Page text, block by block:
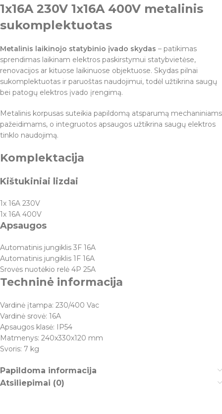
1x16A 230V 1x16A 400V metalinis
sukomplektuotas
Metalinis laikinojo statybinio įvado skydas – patikimas
sprendimas laikinam elektros paskirstymui statybvietėse,
renovacijos ar kituose laikinuose objektuose. Skydas pilnai
sukomplektuotas ir paruoštas naudojimui, todėl užtikrina saugų
bei patogų elektros įvado įrengimą.
Metalinis korpusas suteikia papildomą atsparumą mechaniniams
pažeidimams, o integruotos apsaugos užtikrina saugų elektros
tinklo naudojimą.
Komplektacija
Kištukiniai lizdai
1x 16A 230V
1x 16A 400V
Apsaugos
Automatinis jungiklis 3F 16A
Automatinis jungiklis 1F 16A
Srovės nuotėkio relė 4P 25A
Techninė informacija
Vardinė įtampa: 230/400 Vac
Vardinė srovė: 16A
Apsaugos klasė: IP54
Matmenys: 240x330x120 mm
Svoris: 7 kg
Papildoma informacija
Atsiliepimai (0)